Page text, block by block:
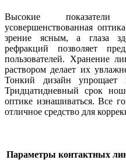
Высокие показатели
усовершенствованная
зрение ясным, а глаза
рефракций позволяет
пользователей. Хранение
раствором делает их
Тонкий дизайн упрощает
Тридцатидневный срок
оптике изнашиваться. Все
отличное средство для
Параметры контактных